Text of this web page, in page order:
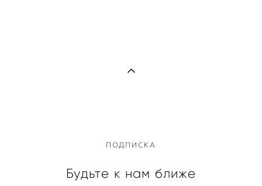
ПОДПИСКА
Будьте к нам ближе